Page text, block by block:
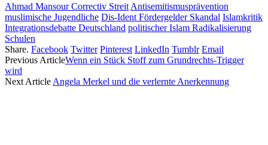
Ahmad Mansour Correctiv Streit Antisemitismusprävention
muslimische Jugendliche Dis-Ident Fördergelder Skandal Islamkritik
Integrationsdebatte Deutschland politischer Islam Radikalisierung
Schulen
Share. Facebook Twitter Pinterest LinkedIn Tumblr Email
Previous ArticleWenn ein Stück Stoff zum Grundrechts-Trigger
wird
Next Article Angela Merkel und die verlernte Anerkennung